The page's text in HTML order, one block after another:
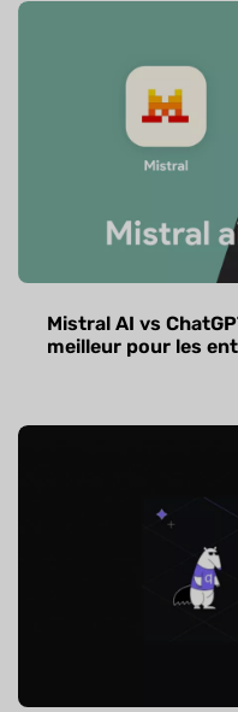
Mistral AI vs
meilleur pour les